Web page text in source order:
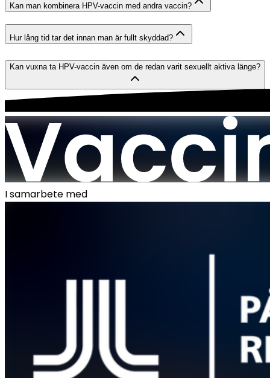
Kan man kombinera HPV-vaccin med andra vaccin?
Hur lång tid tar det innan man är fullt skyddad?
Kan vuxna ta HPV-vaccin även om de redan varit sexuellt aktiva länge?
I samarbete med